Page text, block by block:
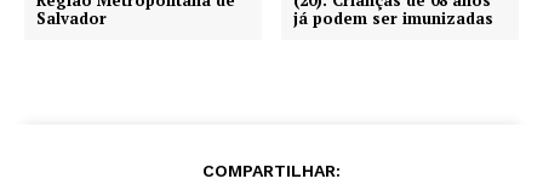
Salvador
já podem ser imunizadas
COMPARTILHAR: